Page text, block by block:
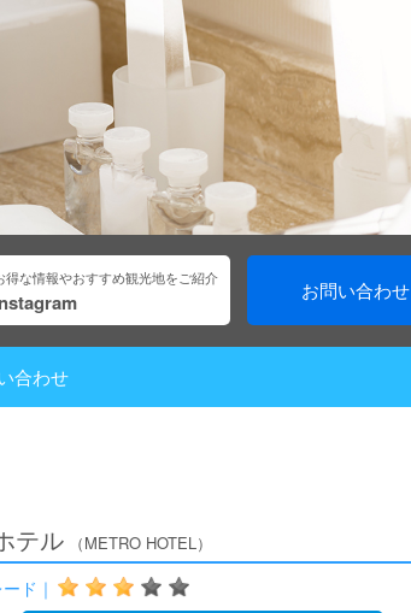
得な情報やおすすめ観光地をご紹介 お問い合わせ
合わせ
テル （METRO HOTEL）
ド｜